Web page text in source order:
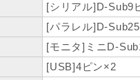
[シリアル]D-Sub9
[パラレル]D-
[モニタ]ミニD-
[USB]4ピン×2